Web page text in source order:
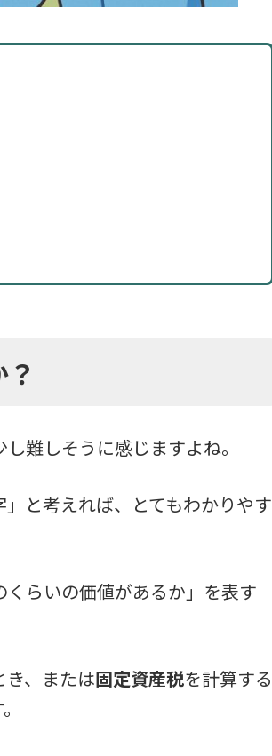
難しそうに感じますよね。
と考えれば、とてもわかりやす
くらいの価値があるか」を表す
、または固定資産税を計算する